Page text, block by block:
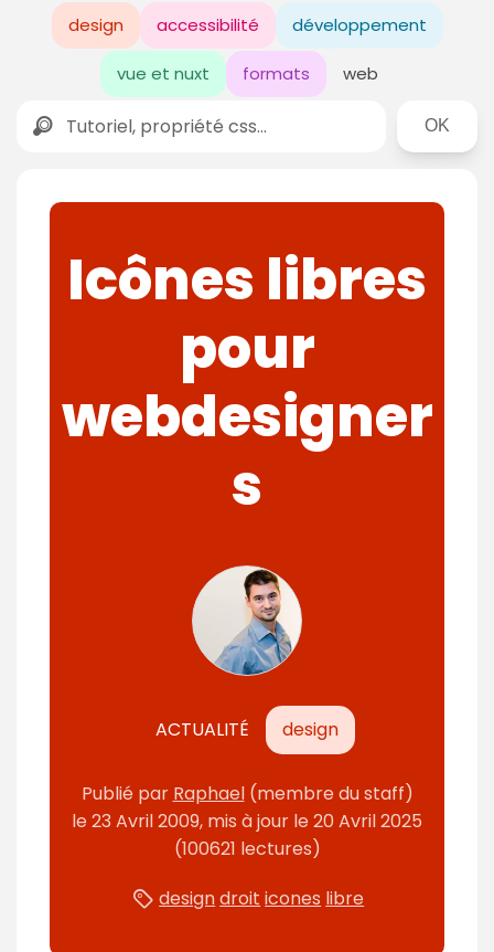
design accessibilité développement
vue et nuxt formats web
Rechercher
Icônes libres
pour
webdesigner
s
ACTUALITÉ design
Publié par Raphael (membre du staff)
le23 Avril 2009, mis à jour le20 Avril 2025
(100621 lectures)
designdroit icones libre